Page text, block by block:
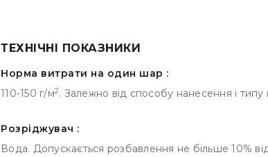
ТЕХНІЧНІ ПОКАЗНИКИ
Норма витрати на один шар :
110-150 г/м2. Залежно від способу нанесення і типу
Розріджувач :
Вода. Допускається розбавлення не більше 10%